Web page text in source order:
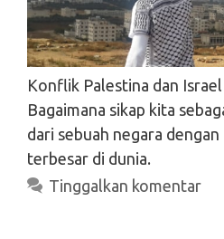
Konflik Palestina dan Israel
Bagaimana sikap kita
dari sebuah negara
terbesar di dunia.
Tinggalkan komentar